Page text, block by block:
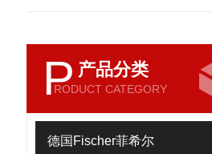
P 产品分类
RODUCT CATEGORY
德国Fischer菲希尔